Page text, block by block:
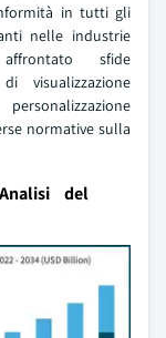
in tutti gli
nelle industrie
sfide
visualizzazione
normative sulla
del